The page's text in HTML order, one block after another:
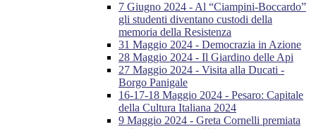
7 Giugno 2024 - Al “Ciampini-Boccardo”
gli studenti diventano custodi della
memoria della Resistenza
31 Maggio 2024 - Democrazia in Azione
28 Maggio 2024 - Il Giardino delle Api
27 Maggio 2024 - Visita alla Ducati -
Borgo Panigale
16-17-18 Maggio 2024 - Pesaro: Capitale
della Cultura Italiana 2024
9 Maggio 2024 - Greta Cornelli premiata